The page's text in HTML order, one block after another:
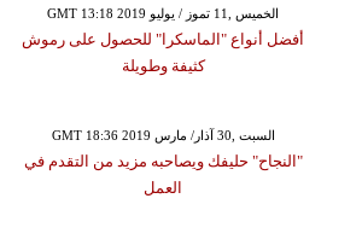
GMT 13:18 2019 الخميس ,11 تموز / يوليو
أفضل أنواع "الماسكرا" للحصول على رموش
كثيفة وطويلة
GMT 18:36 2019 السبت ,30 آذار/ مارس
"النجاح" حليفك ويصاحبه مزيد من التقدم في
العمل